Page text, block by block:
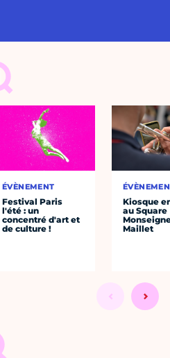
ÉVÈNEMENT
Festival Paris
l'été : un
concentré d'art et
de culture !
Kiosque
au Square
Maillet